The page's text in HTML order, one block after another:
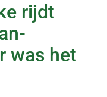
rijdt
was het